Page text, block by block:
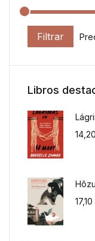
Precio mínimo
Precio máximo
Filtrar
Libros
14,20
17,10